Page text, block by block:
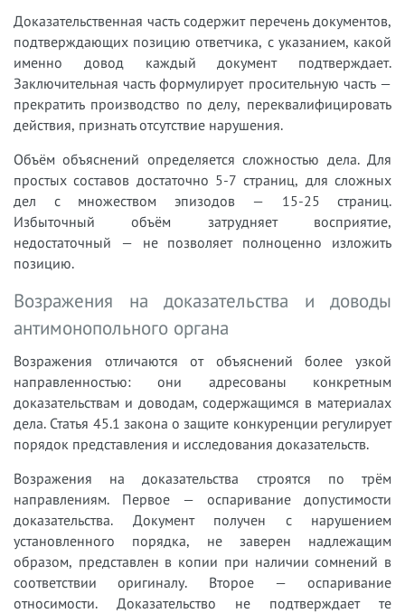
Доказательственная часть содержит перечень документов,
подтверждающих позицию ответчика, с указанием, какой
именно довод каждый документ подтверждает.
Заключительная часть формулирует просительную часть —
прекратить производство по делу, переквалифицировать
действия, признать отсутствие нарушения.
Объём объяснений определяется сложностью дела. Для
простых составов достаточно 5-7 страниц, для сложных
дел с множеством эпизодов — 15-25 страниц.
Избыточный объём затрудняет восприятие,
недостаточный — не позволяет полноценно изложить
позицию.
Возражения на доказательства и доводы
антимонопольного органа
Возражения отличаются от объяснений более узкой
направленностью: они адресованы конкретным
доказательствам и доводам, содержащимся в материалах
дела. Статья 45.1 закона о защите конкуренции регулирует
порядок представления и исследования доказательств.
Возражения на доказательства строятся по трём
направлениям. Первое — оспаривание допустимости
доказательства. Документ получен с нарушением
установленного порядка, не заверен надлежащим
образом, представлен в копии при наличии сомнений в
соответствии оригиналу. Второе — оспаривание
относимости. Доказательство не подтверждает те